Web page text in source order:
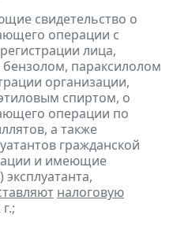
свидетельство о
операции с
лица,
параксилолом
организации,
спиртом, о
операции по
а также
гражданской
и имеющие
налоговую